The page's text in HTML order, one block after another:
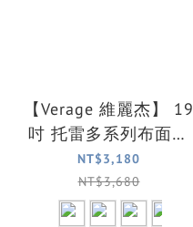
【Verage 維麗杰】 19
吋 托雷多系列布面登
機箱/行李箱(4色可選)
NT$3,180
NT$3,680